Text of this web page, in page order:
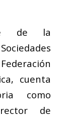
de la
cuenta
como
de